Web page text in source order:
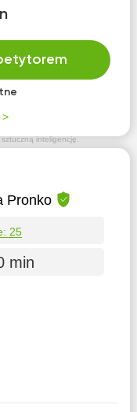
inteligencję.
Pronko
25
min